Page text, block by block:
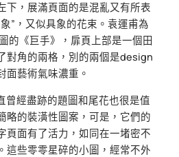
下，展滿頁面的是混亂又有所表
”，又似具象的花束。袁運甫為
的《巨手》，扉頁上部是一個田
對角的兩格，別的兩個是design
面藝術氣味濃重。
曾經盡跡的題圖和尾花也很是值
略的裝潢性圖案，可是，它們的
頁面有了活力，如同在一堵密不
這些零零星碎的小圖，經常不外